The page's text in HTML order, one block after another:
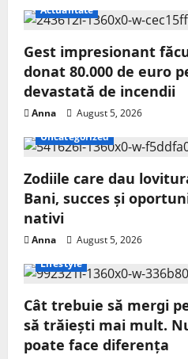
Actualitate
Gest impresionant
donat 80.000 de euro
devastată de incendii
Anna
August 5, 2026
Uncategorized
Zodiile care dau
Bani, succes și
nativi
Anna
August 5, 2026
Lifestyle
Cât trebuie să mergi
să trăiești mai mult.
poate face diferența